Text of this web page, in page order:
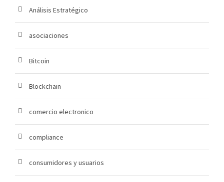
Análisis Estratégico
asociaciones
Bitcoin
Blockchain
comercio electronico
compliance
consumidores y usuarios